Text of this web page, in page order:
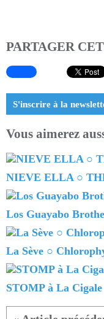
PARTAGER
S'inscrire à la
Vous aimerez
NIEVE ELLA ○
Los Guayabo
La Sève ○
STOMP à La Cigale